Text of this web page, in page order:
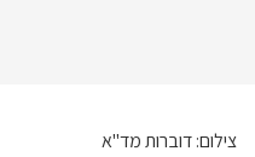
צילום: דוברות מד"א